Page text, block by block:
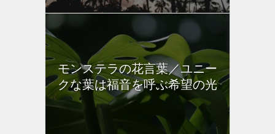
モンステラの花言葉／ユニー
クな葉は福音を呼ぶ希望の光